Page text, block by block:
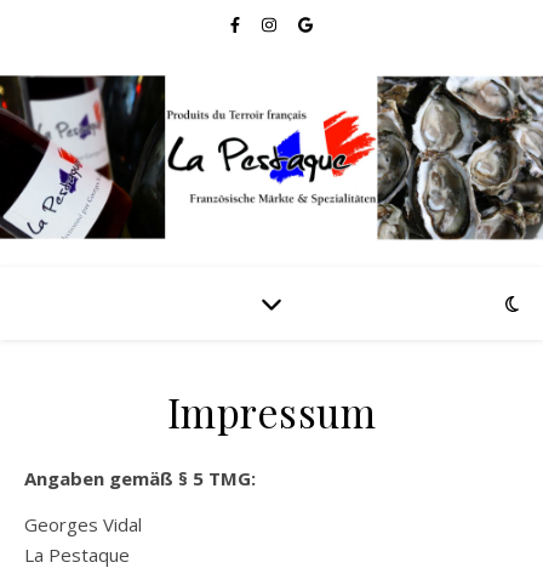
Impressum
Angaben gemäß § 5 TMG:
Georges Vidal
La Pestaque